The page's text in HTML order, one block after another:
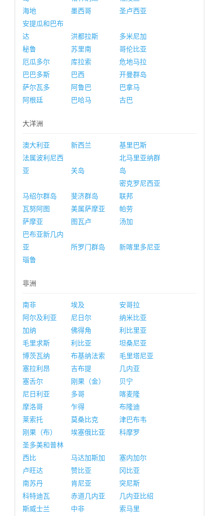
海地
墨西哥
圣卢西亚
安提瓜和巴布
达
洪都拉斯
多米尼加
秘鲁
苏里南
哥伦比亚
厄瓜多尔
库拉索
危地马拉
巴巴多斯
巴西
开曼群岛
萨尔瓦多
阿鲁巴
巴拿马
阿根廷
巴哈马 古巴
大洋洲
澳大利亚 新西兰
基里巴斯
法属波利尼西
亚
关岛
北马里亚纳群
岛
马绍尔群岛 斐济群岛
密克罗尼西亚
联邦
瓦努阿图
美属萨摩亚
帕劳
萨摩亚
图瓦卢
汤加
巴布亚新几内
亚
所罗门群岛
新喀里多尼亚
瑙鲁
非洲
南非 埃及
安哥拉
阿尔及利亚
尼日尔
纳米比亚
加纳
佛得角
利比里亚
毛里求斯
利比亚
坦桑尼亚
博茨瓦纳
布基纳法索
毛里塔尼亚
塞拉利昂
吉布提
几内亚
塞舌尔
刚果（金）
贝宁
尼日利亚
多哥
喀麦隆
摩洛哥
乍得
布隆迪
莱索托
莫桑比克
津巴布韦
刚果（布）
埃塞俄比亚
科摩罗
圣多美和普林
西比
马达加斯加
塞内加尔
卢旺达
赞比亚
冈比亚
南苏丹
肯尼亚
突尼斯
科特迪瓦
赤道几内亚
几内亚比绍
斯威士兰
中非 索马里